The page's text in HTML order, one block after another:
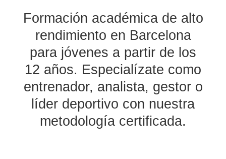
Formación académica de alto
rendimiento en Barcelona
para jóvenes a partir de los
12 años. Especialízate como
entrenador, analista, gestor o
líder deportivo con nuestra
metodología certificada.